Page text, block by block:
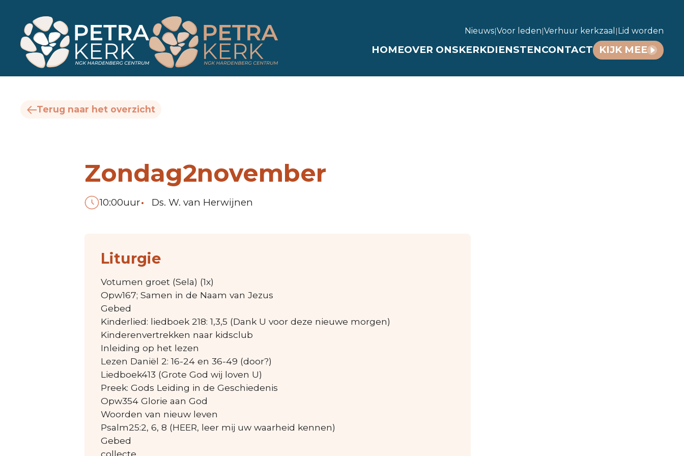
Nieuws|Voor leden|Verhuur kerkzaal | Lid worden
HOMEOVER ONSKERKDIENSTENCONTACT KIJK MEE
Terug naar het overzicht
Zondag2november
10:00uur• Ds. W. van Herwijnen
Liturgie
Votumen groet (Sela) (1x)
Opw167; Samen in de Naam van Jezus
Gebed
Kinderlied: liedboek 218: 1,3,5 (Dank U voor deze nieuwe morgen)
Kinderenvertrekken naar kidsclub
Inleiding op het lezen
Lezen Daniël 2: 16-24 en 36-49 (door?)
Liedboek413 (Grote God wij loven U)
Preek: Gods Leiding in de Geschiedenis
Opw354 Glorie aan God
Woorden van nieuw leven
Psalm25:2, 6, 8 (HEER, leer mij uw waarheid kennen)
Gebed
collecte